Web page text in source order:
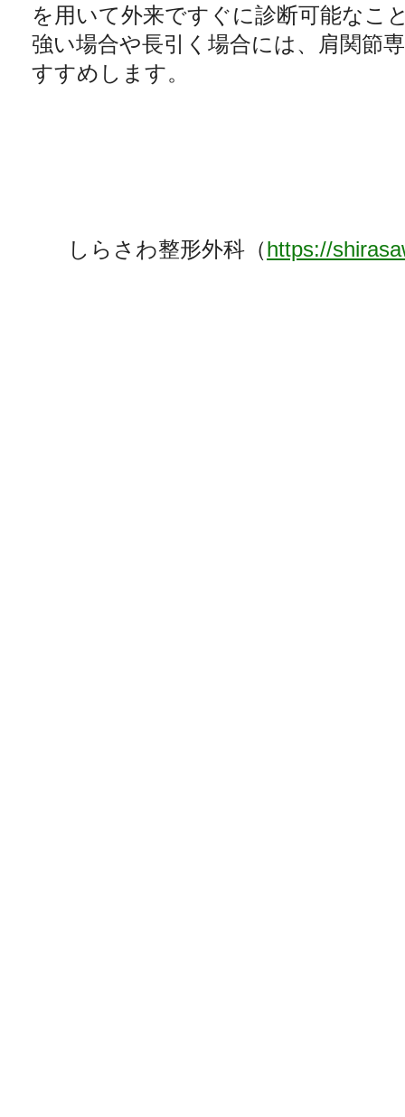
を用いて外来ですぐに診断可能なこ
強い場合や長引く場合には、肩関節
すすめします。
しらさわ整形外科（https://